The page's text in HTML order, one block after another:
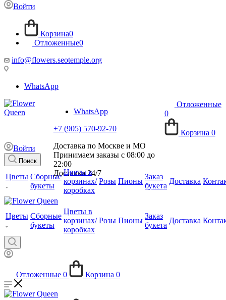
Войти
Корзина0
Отложенные0
info@flowers.seotemple.org
WhatsApp
WhatsApp
+7 (905) 570-92-70
Доставка по Москве и МО
Принимаем заказы с 08:00 до
22:00
Доставка 24/7
Отложенные
0
Корзина 0
Войти
Поиск
Цветы Сборные
букеты
Цветы в
корзинах/
коробках
Розы Пионы
Заказ
букета
Доставка
Цветы Сборные
букеты
Цветы в
корзинах/
коробках
Розы Пионы
Заказ
букета
Доставка
Отложенные 0 Корзина 0